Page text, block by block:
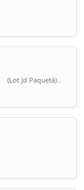
(Lot Jd Paquetá)...